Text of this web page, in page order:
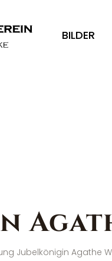
BILDER
Jubelkönigin Agathe